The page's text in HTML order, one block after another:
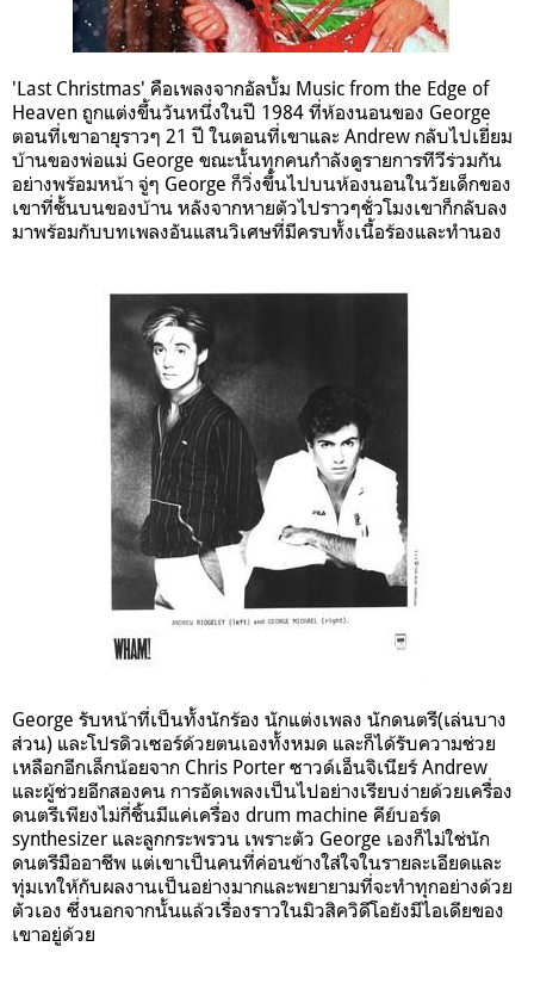
'Last Christmas' คือเพลงจากอัลบั้ม Music from the Edge of
Heaven ถูกแต่งขึ้นวันหนึ่งในปี 1984 ที่ห้องนอนของ George
ตอนที่เขาอายุราวๆ 21 ปี ในตอนที่เขาและ Andrew กลับไปเยี่ยม
บ้านของพ่อแม่ George ขณะนั้นทุกคนกำลังดูรายการทีวีร่วมกัน
อย่างพร้อมหน้า จู่ๆ George ก็วิ่งขึ้นไปบนห้องนอนในวัยเด็กของ
เขาที่ชั้นบนของบ้าน หลังจากหายตัวไปราวๆชั่วโมงเขาก็กลับลง
มาพร้อมกับบทเพลงอันแสนวิเศษที่มีครบทั้งเนื้อร้องและทำนอง
George รับหน้าที่เป็นทั้งนักร้อง นักแต่งเพลง นักดนตรี(เล่นบาง
ส่วน) และโปรดิวเซอร์ด้วยตนเองทั้งหมด และก็ได้รับความช่วย
เหลือกอีกเล็กน้อยจาก Chris Porter ซาวด์เอ็นจิเนียร์ Andrew
และผู้ช่วยอีกสองคน การอัดเพลงเป็นไปอย่างเรียบง่ายด้วยเครื่อง
ดนตรีเพียงไม่กี่ชิ้นมีแค่เครื่อง drum machine คีย์บอร์ด
synthesizer และลูกกระพรวน เพราะตัว George เองก็ไม่ใช่นัก
ดนตรีมืออาชีพ แต่เขาเป็นคนที่ค่อนข้างใส่ใจในรายละเอียดและ
ทุ่มเทให้กับผลงานเป็นอย่างมากและพยายามที่จะทำทุกอย่างด้วย
ตัวเอง ซึ่งนอกจากนั้นแล้วเรื่องราวในมิวสิควิดีโอยังมีไอเดียของ
เขาอยู่ด้วย